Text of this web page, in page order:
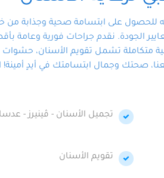
للحصول على ابتسامة صحية وجذابة
الجودة. نقدم جراحات فورية وعامة
تشمل تقويم الأسنان، حشوات
صحتك وجمال ابتسامتك في أيدٍ أمينة!
تجميل الأسنان - ڤينيرز -
تقويم الأسنان